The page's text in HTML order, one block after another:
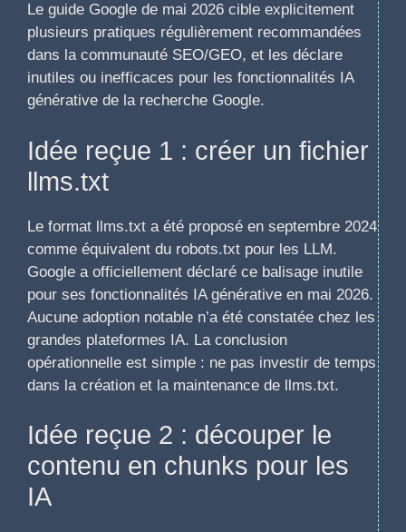
Le guide Google de mai 2026 cible explicitement
plusieurs pratiques régulièrement recommandées
dans la communauté SEO/GEO, et les déclare
inutiles ou inefficaces pour les fonctionnalités IA
générative de la recherche Google.
Idée reçue 1 : créer un fichier
llms.txt
Le format llms.txt a été proposé en septembre 2024
comme équivalent du robots.txt pour les LLM.
Google a officiellement déclaré ce balisage inutile
pour ses fonctionnalités IA générative en mai 2026.
Aucune adoption notable n’a été constatée chez les
grandes plateformes IA. La conclusion
opérationnelle est simple : ne pas investir de temps
dans la création et la maintenance de llms.txt.
Idée reçue 2 : découper le
contenu en chunks pour les
IA